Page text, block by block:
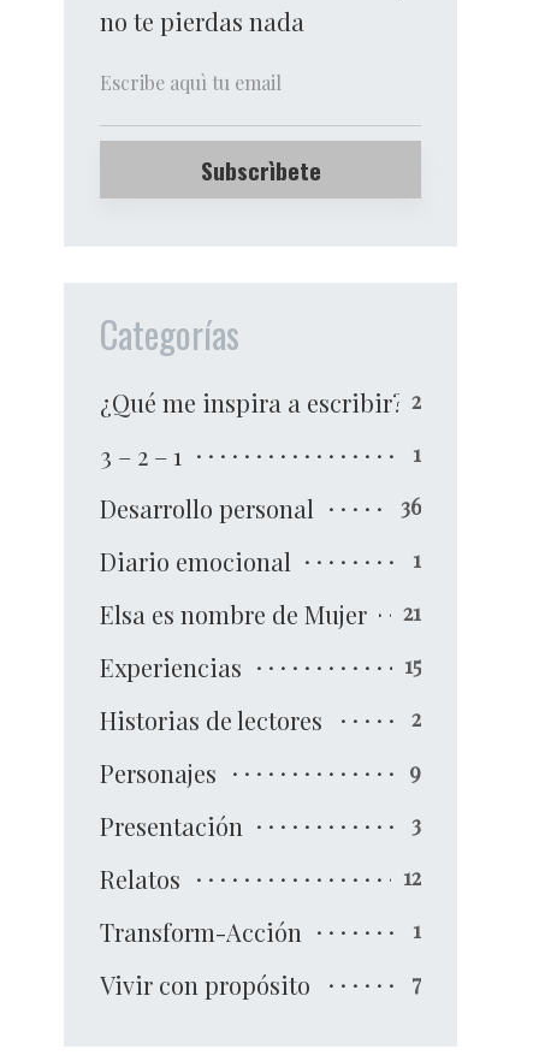
no te pierdas nada
Categorías
¿Qué me inspira a escribir? 2
3 – 2 – 1 1
Desarrollo personal 36
Diario emocional 1
Elsa es nombre de Mujer 21
Experiencias 15
Historias de lectores 2
Personajes 9
Presentación 3
Relatos 12
Transform-Acción 1
Vivir con propósito 7